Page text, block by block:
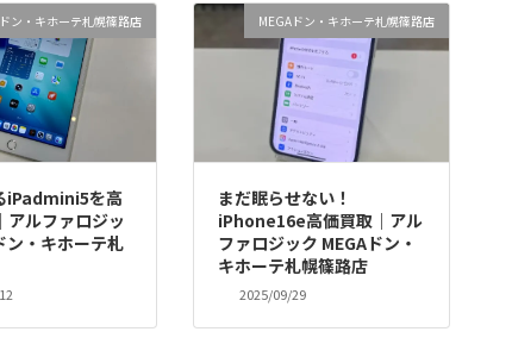
ン・キホーテ札幌篠路店
iPadmini5を高
アルファロジッ
ン・キホーテ札
MEGAドン・キホーテ札幌篠路店
まだ眠らせない！
iPhone16e高価買取｜アル
ファロジック MEGAドン・
キホーテ札幌篠路店
2025/09/29